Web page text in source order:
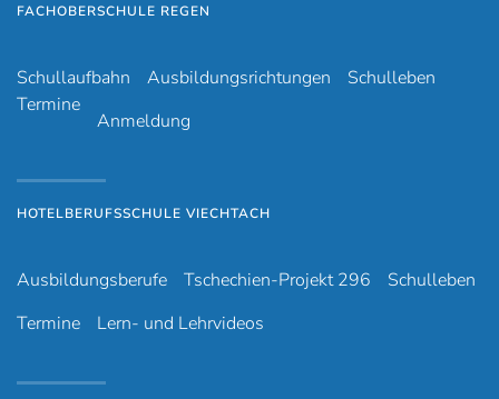
FACHOBERSCHULE REGEN
Schullaufbahn Ausbildungsrichtungen
Schulleben
Termine
Anmeldung
HOTELBERUFSSCHULE VIECHTACH
Ausbildungsberufe Tschechien-Projekt 296
Schulleben
Termine
Lern- und Lehrvideos